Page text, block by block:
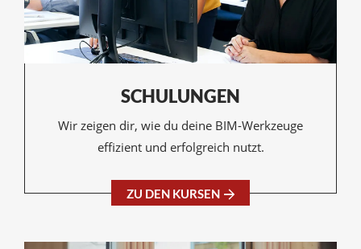
SCHULUNGEN
Wir zeigen dir, wie du deine BIM-Werkzeuge
effizient und erfolgreich nutzt.
ZU DEN KURSEN